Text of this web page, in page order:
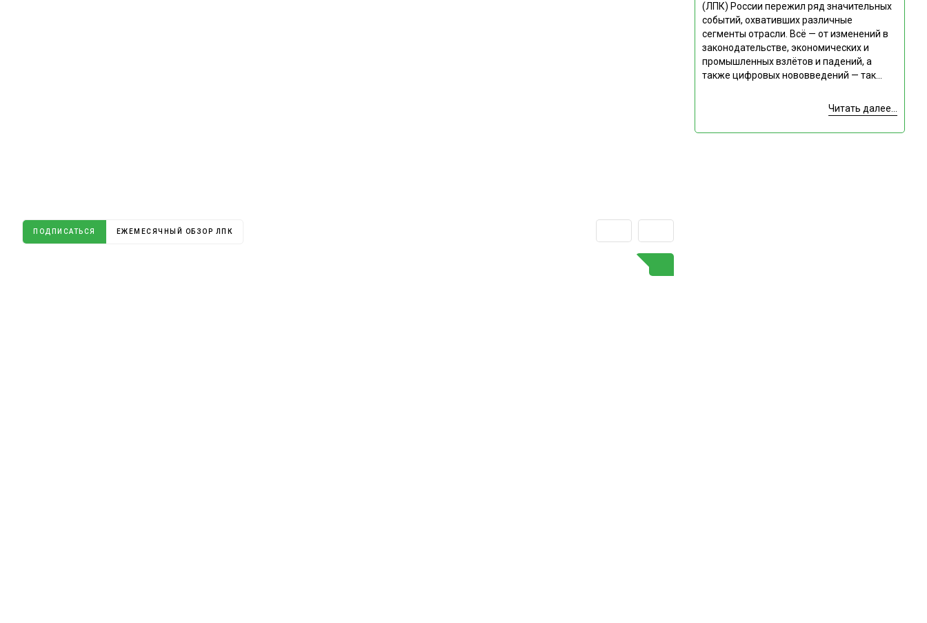
(ЛПК) России пережил ряд значительных
событий, охвативших различные
сегменты отрасли. Всё — от изменений в
законодательстве, экономических и
промышленных взлётов и падений, а
также цифровых нововведений — так...
Читать далее...
ПОДПИСАТЬСЯ ЕЖЕМЕСЯЧНЫЙ ОБЗОР ЛПК